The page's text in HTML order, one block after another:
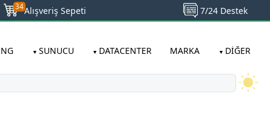
34
SUNUCU DATACENTER MARKA DİĞER